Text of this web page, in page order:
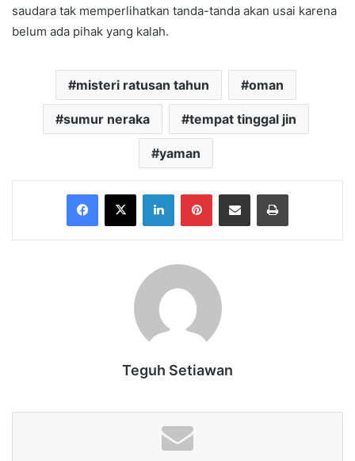
saudara tak memperlihatkan tanda-tanda akan usai karena
belum ada pihak yang kalah.
misteri ratusan tahun oman
sumur neraka tempat tinggal jin
yaman
Facebook
X LinkedInPinterestShare via Email Print
Teguh Setiawan